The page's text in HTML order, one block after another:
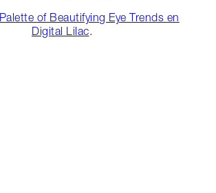
Palette of Beautifying Eye Trends en
Digital Lilac.